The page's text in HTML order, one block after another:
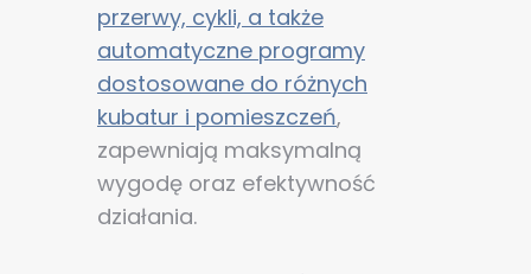
przerwy, cykli, a także
automatyczne programy
dostosowane do różnych
kubatur i pomieszczeń,
zapewniają maksymalną
wygodę oraz efektywność
działania.